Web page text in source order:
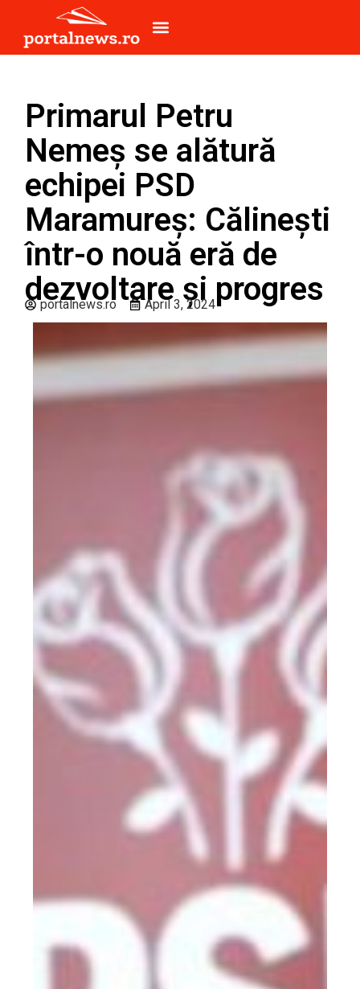
Primarul Petru
Nemeș se alătură
echipei PSD
Maramureș: Călinești
într-o nouă eră de
dezvoltare și progres
portalnews.ro April 3, 2024